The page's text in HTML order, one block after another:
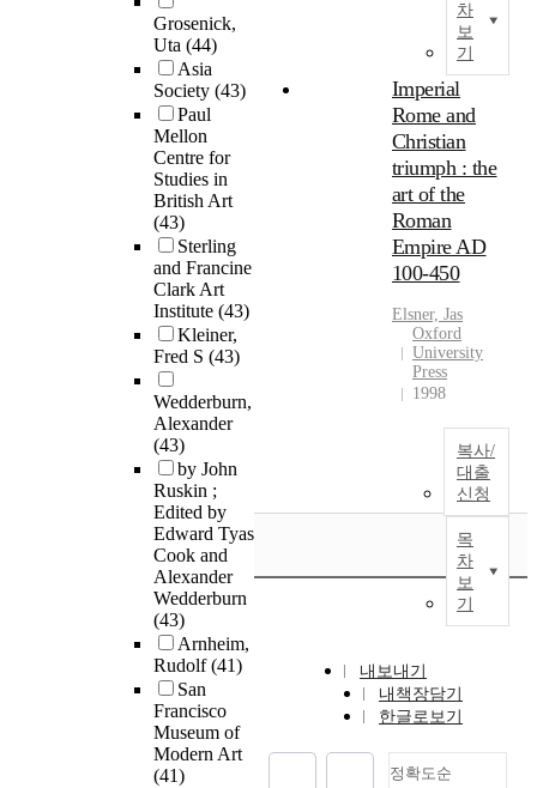
Grosenick,
Uta (44)
Asia
Society (43)
Paul
Mellon
Centre for
Studies in
British Art
(43)
Sterling
and Francine
Clark Art
Institute (43)
Kleiner,
Fred S (43)
Wedderburn,
Alexander
(43)
by John
Ruskin ;
Edited by
Edward Tyas
Cook and
Alexander
Wedderburn
(43)
Arnheim,
Rudolf(41)
San
Francisco
Museum of
Modern Art
(41)
차
보
기
Imperial
Rome and
Christian
triumph : the
art of the
Roman
Empire AD
100-450
Elsner, Jas
Oxford
University
Press
1998
복사/
대출
신청
목
차
보
기
내보내기
내책장담기
한글로보기
정확도순